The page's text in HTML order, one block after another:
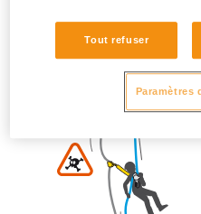
Tout refuser
Paramètres